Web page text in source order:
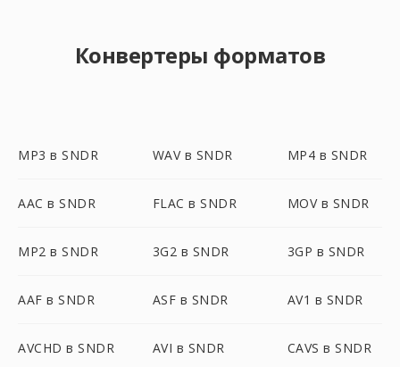
Конвертеры форматов
MP3 в SNDR WAV в SNDR MP4 в SNDR
AAC в SNDR FLAC в SNDR MOV в SNDR
MP2 в SNDR 3G2 в SNDR 3GP в SNDR
AAF в SNDR ASF в SNDR AV1 в SNDR
AVCHD в SNDR AVI в SNDR CAVS в SNDR